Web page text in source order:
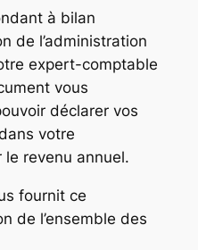
à bilan
de l’administration
expert-comptable
vous
déclarer vos
votre
le revenu annuel.
fournit ce
de l’ensemble des